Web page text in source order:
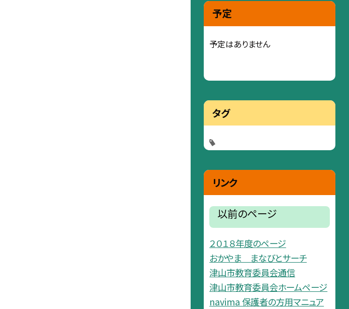
予定
予定はありません
タグ
リンク
以前のページ
２０１８年度のページ
おかやま まなびとサーチ
津山市教育委員会通信
津山市教育委員会ホームページ
navima 保護者の方用マニュア